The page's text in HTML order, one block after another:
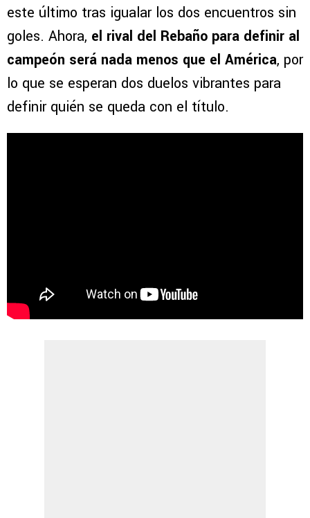
este último tras igualar los dos encuentros sin
goles. Ahora, el rival del Rebaño para definir al
campeón será nada menos que el América, por
lo que se esperan dos duelos vibrantes para
definir quién se queda con el título.